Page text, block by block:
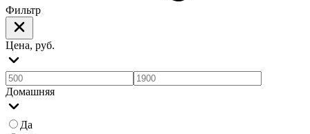
Фильтр
Цена, руб.
Домашняя
Да